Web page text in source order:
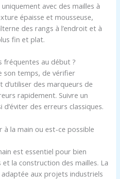
avec des mailles à
épaisse et mousseuse,
des rangs à l’endroit et à
fin et plat.
fréquentes au début ?
son temps, de vérifier
des marqueurs de
rapidement. Suivre un
des erreurs classiques.
la main ou est-ce possible
est essentiel pour bien
la construction des mailles. La
aux projets industriels